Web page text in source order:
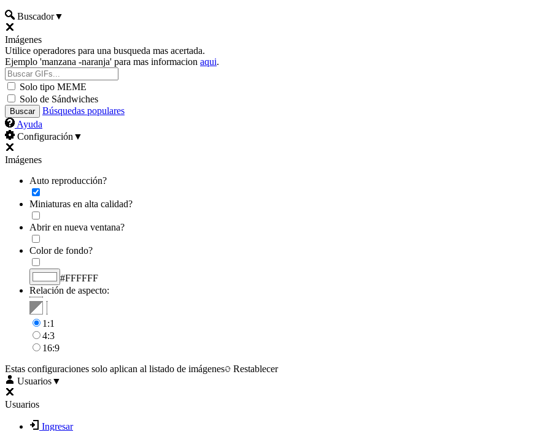
Buscador▼
Imágenes
Utilice operadores para una busqueda mas acertada.
Ejemplo 'manzana -naranja' para mas informacion aqui.
Solo tipo MEME
Solo de Sándwiches
Búsquedas populares
Ayuda
Configuración ▼
Imágenes
Auto reproducción?
Miniaturas en alta calidad?
Abrir en nueva ventana?
Color de fondo?
#FFFFFF
Relación de aspecto:
1:1
4:3
16:9
Estas configuraciones solo aplican al listado de imágenes
Restablecer
Usuarios▼
Usuarios
Ingresar